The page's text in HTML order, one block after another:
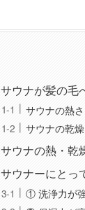
サウナが髪の毛
サウナの熱
サウナの乾
サウナの熱・乾
サウナーにとっ
① 洗浄力が